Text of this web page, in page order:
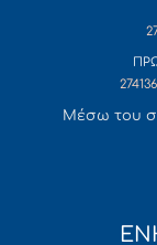
Mέσω του